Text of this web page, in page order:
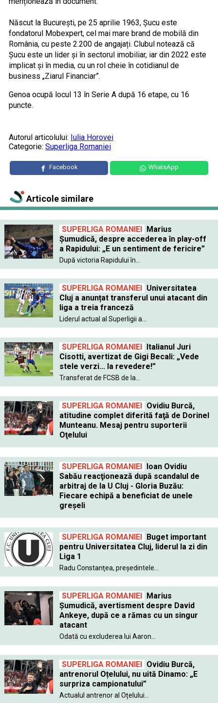
Născut la București, pe 25 aprilie 1963, Șucu este
fondatorul Mobexpert, cel mai mare brand de mobilă din
România, cu peste 2.200 de angajați. Clubul notează că
Șucu este un lider și în sectorul imobiliar, iar din 2022 este
implicat și în media, cu un rol cheie în cotidianul de
business „Ziarul Financiar”.
Genoa ocupă locul 13 în Serie A după 16 etape, cu 16
puncte.
Autorul articolului: Iulia Horovei
Categorie: Superliga Romaniei
Facebook WhatsApp
Articole similare
SUPERLIGA ROMANIEI Marius
Șumudică, despre accederea în play-off
a Rapidului: „E un sentiment de fericire”
După victoria Rapidului în...
SUPERLIGA ROMANIEI Universitatea
Cluj a anunțat transferul unui atacant din
liga a treia franceză
Liderul actual al Superligii a...
SUPERLIGA ROMANIEI Italianul Juri
Cisotti, avertizat de Gigi Becali: „Vede
stele verzi... la revedere!”
Transferat de FCSB de la...
SUPERLIGA ROMANIEI Ovidiu Burcă,
atitudine complet diferită faţă de Dorinel
Munteanu. Mesaj pentru suporterii
Oţelului
SUPERLIGA ROMANIEI Ioan Ovidiu
Sabău reacţionează după scandalul de
arbitraj de la U Cluj - Gloria Buzău:
Fiecare echipă a beneficiat de unele
greşeli
SUPERLIGA ROMANIEI Buget important
pentru Universitatea Cluj, liderul la zi din
Liga 1
Radu Constanţea, preşedintele...
SUPERLIGA ROMANIEI Marius
Şumudică, avertisment despre David
Ankeye, după ce a rămas cu un singur
atacant
Odată cu excluderea lui Aaron...
SUPERLIGA ROMANIEI Ovidiu Burcă,
antrenorul Oțelului, nu uită Dinamo: „E
surpriza campionatului”
Actualul antrenor al Oțelului...